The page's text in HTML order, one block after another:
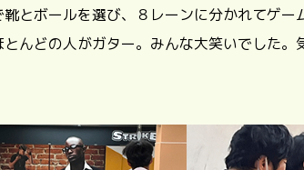
とボールを選び、８レーンに分かれてゲー
んどの人がガター。みんな大笑いでした。